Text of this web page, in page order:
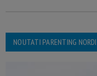
NOUTATI PARENTING